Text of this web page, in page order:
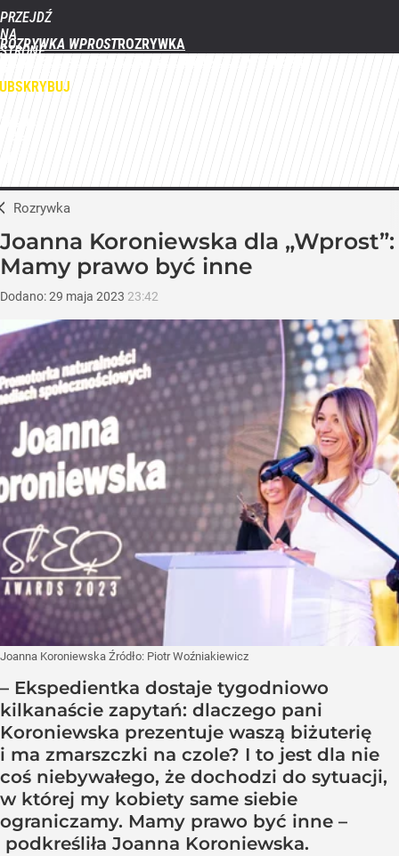
PRZEJDŹ
NA
STRONĘ
WPROST.PL
ROZRYWKA WPROST
Rozrywka
Joanna Koroniewska dla „Wprost”:
Mamy prawo być inne
Dodano:29 maja 2023 23:42
Joanna Koroniewska Źródło: Piotr Woźniakiewicz
– Ekspedientka dostaje tygodniowo
kilkanaście zapytań: dlaczego pani
Koroniewska prezentuje waszą biżuterię
i ma zmarszczki na czole? I to jest dla nie
coś niebywałego, że dochodzi do sytuacji,
w której my kobiety same siebie
ograniczamy. Mamy prawo być inne –
podkreśliła Joanna Koroniewska.